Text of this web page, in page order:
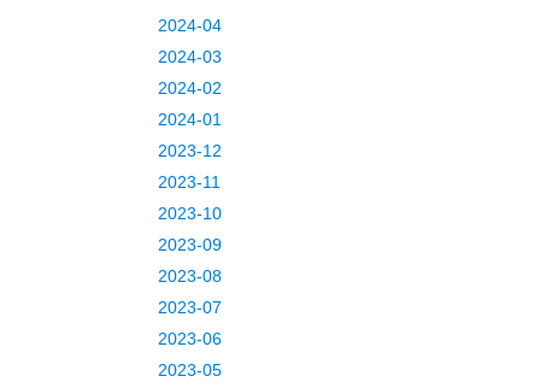
2024-04
2024-03
2024-02
2024-01
2023-12
2023-11
2023-10
2023-09
2023-08
2023-07
2023-06
2023-05